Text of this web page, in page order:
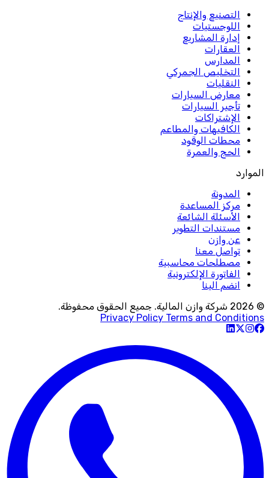
التصنيع والإنتاج
اللوجستيات
إدارة المشاريع
العقارات
المدارس
التخليص الجمركي
النقليات
معارض السيارات
تأجير السيارات
الإشتراكات
الكافيهات والمطاعم
محطات الوقود
الحج والعمرة
الموارد
المدونة
مركز المساعدة
الأسئلة الشائعة
مستندات التطوير
عن وازن
تواصل معنا
مصطلحات محاسبية
الفاتورة الإلكترونية
انضم الينا
© 2026 شركة وازن المالية. جميع الحقوق محفوظة.
Privacy Policy Terms and Conditions